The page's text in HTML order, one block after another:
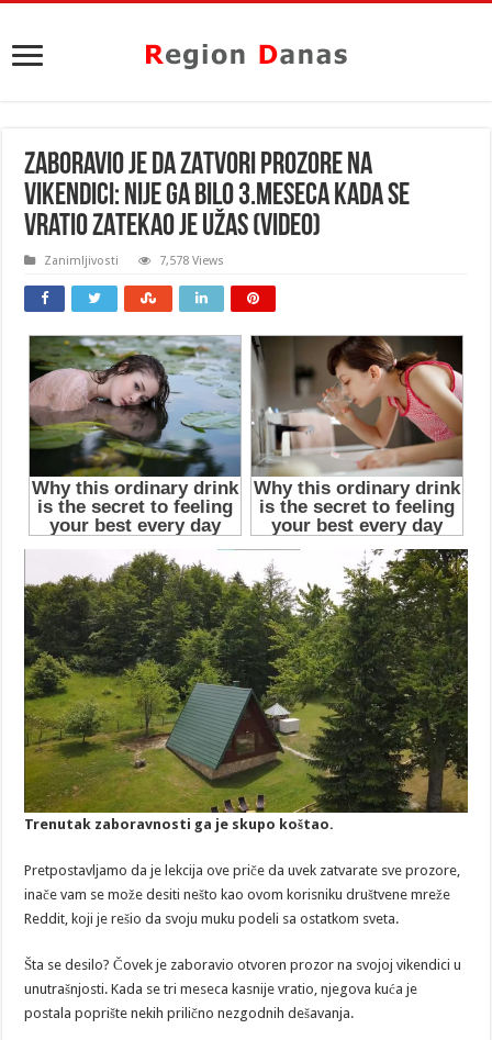
ZABORAVIO JE DA ZATVORI PROZORE NA
VIKENDICI: Nije ga bilo 3.meseca kada se
vratio ZATEKAO JE UŽAS (VIDEO)
Zanimljivosti 7,578 Views
Trenutak zaboravnosti ga je skupo koštao.
Pretpostavljamo da je lekcija ove priče da uvek zatvarate sve prozore,
inače vam se može desiti nešto kao ovom korisniku društvene mreže
Reddit, koji je rešio da svoju muku podeli sa ostatkom sveta.
Šta se desilo? Čovek je zaboravio otvoren prozor na svojoj vikendici u
unutrašnjosti. Kada se tri meseca kasnije vratio, njegova kuća je
postala poprište nekih prilično nezgodnih dešavanja.